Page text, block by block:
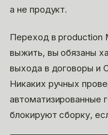
а не продукт.
Переход в production
выжить, вы обязаны
выхода в договоры и
Никаких ручных
автоматизированные
блокируют сборку,